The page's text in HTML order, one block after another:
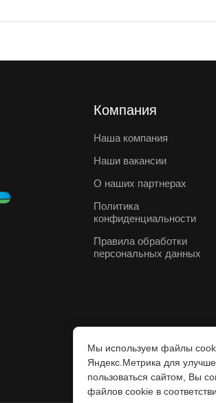
Компания
Наша компания
Наши вакансии
О наших партнерах
Политика
конфиденциальности
Правила обработки
персональных данных
Мы используем файлы
Яндекс.Метрика для
пользоваться сайтом, Вы
файлов cookie в